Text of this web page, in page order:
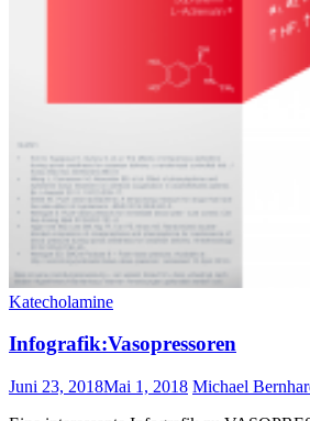
Katecholamine
Infografik:Vasopressoren
Juni 23, 2018Mai 1, 2018 Michael